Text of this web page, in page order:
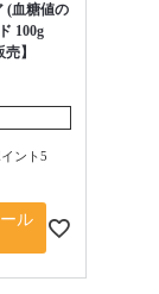
(血糖値の
100g
】
ント5
ル